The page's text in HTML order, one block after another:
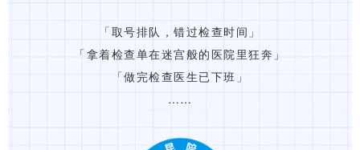
「取号排队，错过检查时间」
「拿着检查单在迷宫般的医院里狂奔」
「做完检查医生已下班」
……